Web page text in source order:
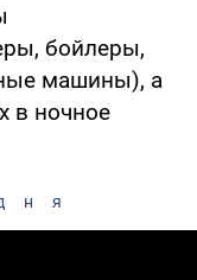
бойлеры,
машины), а
в ночное